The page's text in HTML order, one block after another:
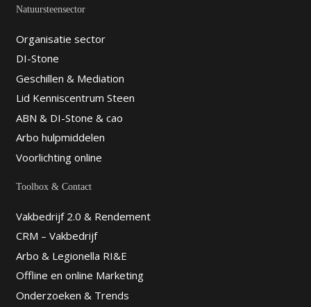
Natuursteensector
Organisatie sector
DI-Stone
Geschillen & Mediation
Lid Kenniscentrum Steen
ABN & DI-Stone & cao
Arbo hulpmiddelen
Voorlichting online
Toolbox & Contact
Vakbedrijf 2.0 & Rendement
CRM – Vakbedrijf
Arbo & Legionella RI&E
Offline en online Marketing
Onderzoeken & Trends